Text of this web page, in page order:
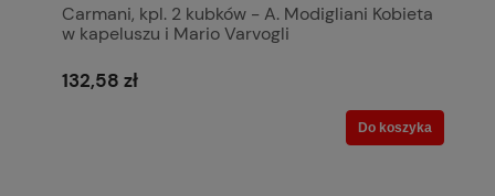
Carmani, kpl. 2 kubków - A. Modigliani Kobieta
w kapeluszu i Mario Varvogli
132,58 zł
Do koszyka